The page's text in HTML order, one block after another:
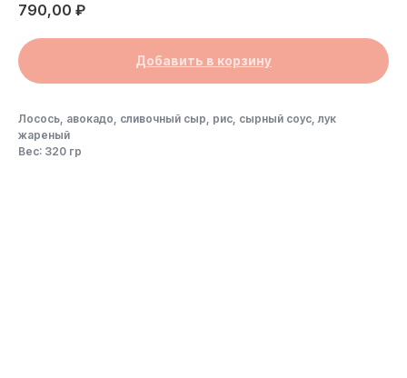
790,00 ₽
Добавить в корзину
Лосось, авокадо, сливочный сыр, рис, сырный соус, лук
жареный
Вес: 320 гр